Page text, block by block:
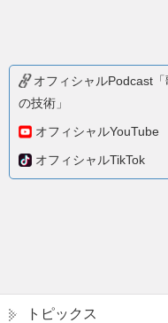
オフィシャルPodcast
の技術」
オフィシャルYouTube
オフィシャルTikTok
トピックス